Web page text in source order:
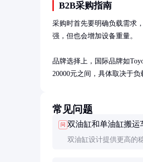
B2B采购指南
采购时首先要明确负载需求
强，但也会增加设备重量。
品牌选择上，国际品牌如
20000元之间，具体取决于
常见问题
问 双油缸和单油缸搬运
双油缸设计提供更高的